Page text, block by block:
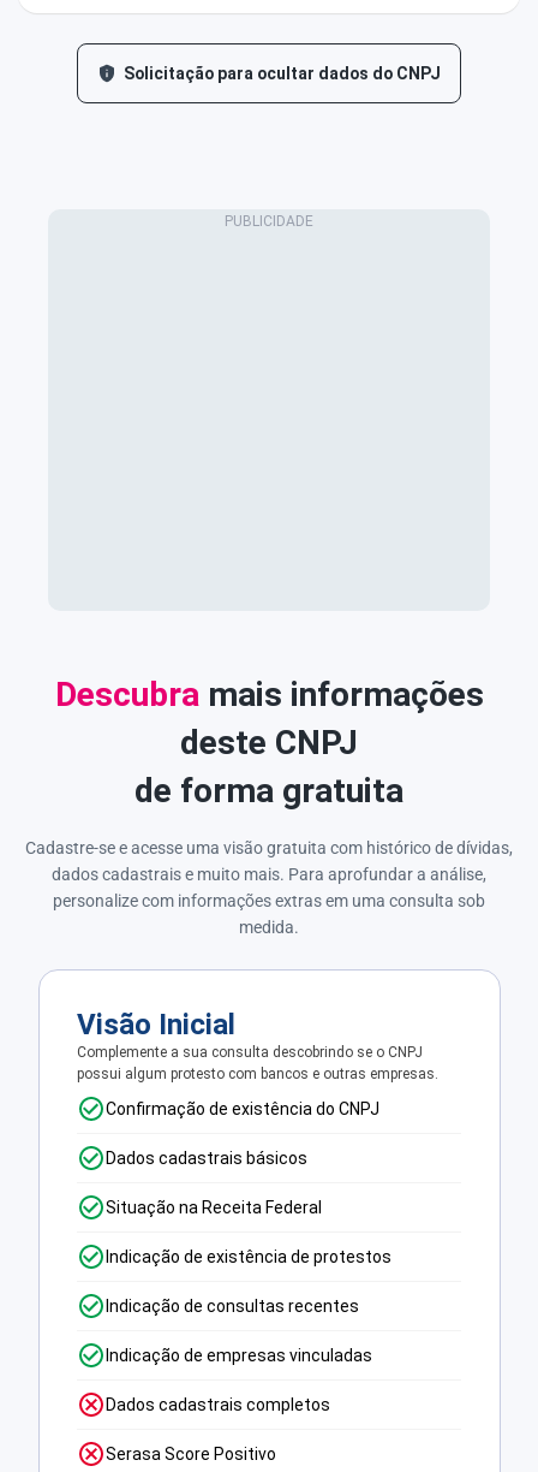
Solicitação para ocultar dados do CNPJ
Descubra mais informações
deste CNPJ
de forma gratuita
Cadastre-se e acesse uma visão gratuita com histórico de dívidas,
dados cadastrais e muito mais. Para aprofundar a análise,
personalize com informações extras em uma consulta sob
medida.
Visão Inicial
Complemente a sua consulta descobrindo se o CNPJ
possui algum protesto com bancos e outras empresas.
Confirmação de existência do CNPJ
Dados cadastrais básicos
Situação na Receita Federal
Indicação de existência de protestos
Indicação de consultas recentes
Indicação de empresas vinculadas
Dados cadastrais completos
Serasa Score Positivo